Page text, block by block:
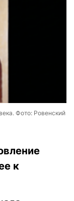
Фото: Ровенский
к